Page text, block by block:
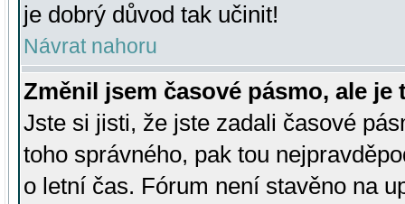
je dobrý důvod tak učinit!
Návrat nahoru
Změnil jsem časové pásmo, ale je
Jste si jisti, že jste zadali časové
toho správného, pak tou
o letní čas. Fórum není stavěno na